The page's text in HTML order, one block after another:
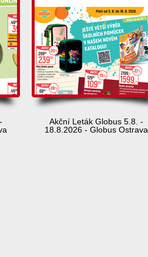
Akční Leták Globus 5.8. -
18.8.2026 - Globus Ostrava